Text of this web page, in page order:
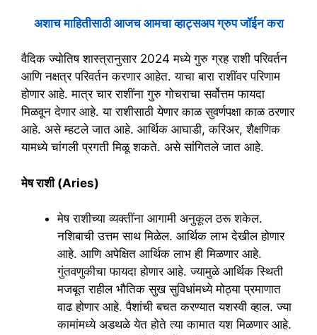
अशाच माहितीसाठी आजच आमचा व्हाट्सअप ग्रुप जॉईन करा
वैदिक ज्योतिष शास्त्रानुसार 2024 मध्ये गुरु ग्रह राशी परिवर्तन
आणि नक्षत्र परिवर्तन करणार आहेत. याचा बारा राशींवर परिणाम
होणार आहे. मात्र चार राशींना गुरु गोचराचा सर्वोत्तम फायदा
मिळवून देणार आहे. या राशीसाठी येणार काळ सुवर्णपक्षा काळ ठरणार
आहे. असे म्हटले जात आहे. आर्थिक आघाडी, करिअर, शैक्षणिक
यामध्ये चांगली प्रगती मिळू शकते. असे सांगितले जात आहे.
मेष राशी (Aries)
मेष राशीच्या व्यक्तींना आगामी अनुकूल ठरू शकेल.
नशिबाची उत्तम साथ मिळेल. आर्थिक लाभ देखील होणार
आहे. आणि अपेक्षित आर्थिक लाभ ही मिळणार आहे.
गुंतवणुकीचा फायदा होणार आहे. ज्यामुळे आर्थिक स्थिती
मजबूत राहील भौतिक सुख सुविधांमध्ये मोठ्या प्रमाणात
वाढ होणार आहे. पैशांची बचत करण्यात यशस्वी व्हाल. ज्या
कामांमध्ये अडथळे येत होते त्या कामात यश मिळणार आहे.